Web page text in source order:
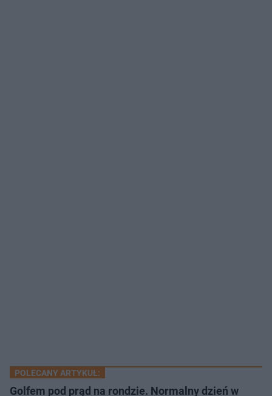
POLECANY ARTYKUŁ:
Golfem pod prąd na rondzie. Normalny dzień w